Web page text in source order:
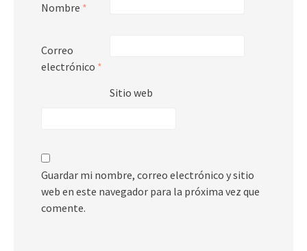
Nombre *
Correo
electrónico *
Sitio web
Guardar mi nombre, correo electrónico y sitio
web en este navegador para la próxima vez que
comente.